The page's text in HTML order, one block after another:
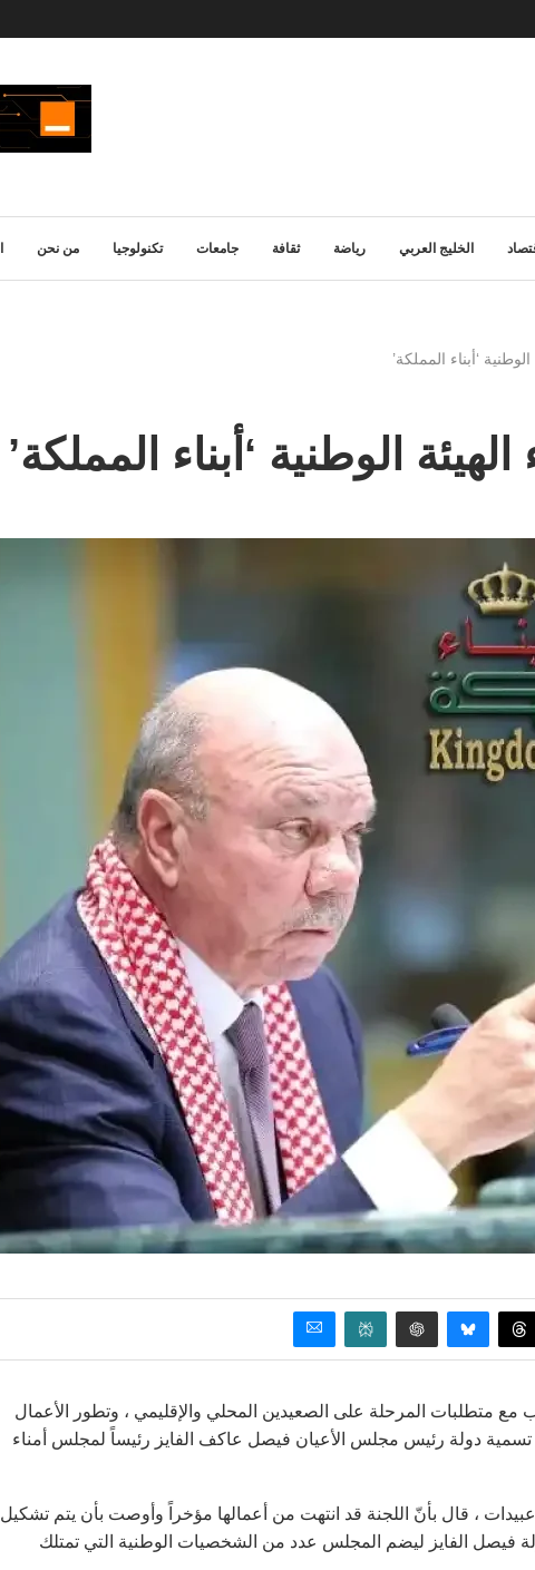
الخليج العربي رياضة ثقافة جامعات تكنولوجيا من نحن
‘أبناء المملكة’
الوطنية ‘أبناء المملكة’
مع متطلبات المرحلة على الصعيدين المحلي والإقليمي ، وتطور الأعمال
تم تسمية دولة رئيس مجلس الأعيان فيصل عاكف الفايز رئيساً لمجلس أمناء
عبيدات ، قال بأنّ اللجنة قد انتهت من أعمالها مؤخراً وأوصت بأن يتم تشكيل
فيصل الفايز ليضم المجلس عدد من الشخصيات الوطنية التي تمتلك